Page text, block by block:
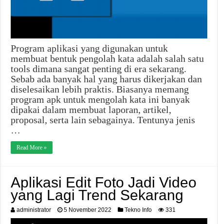
Program aplikasi yang digunakan untuk
membuat bentuk pengolah kata adalah salah satu
tools dimana sangat penting di era sekarang.
Sebab ada banyak hal yang harus dikerjakan dan
diselesaikan lebih praktis. Biasanya memang
program apk untuk mengolah kata ini banyak
dipakai dalam membuat laporan, artikel,
proposal, serta lain sebagainya. Tentunya jenis
…
Read More »
Aplikasi Edit Foto Jadi Video
yang Lagi Trend Sekarang
administrator 5 November 2022 Tekno Info 331